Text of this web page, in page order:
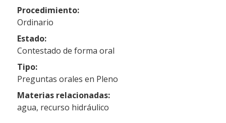
Procedimiento:
Ordinario
Estado:
Contestado de forma oral
Tipo:
Preguntas orales en Pleno
Materias relacionadas:
agua, recurso hidráulico